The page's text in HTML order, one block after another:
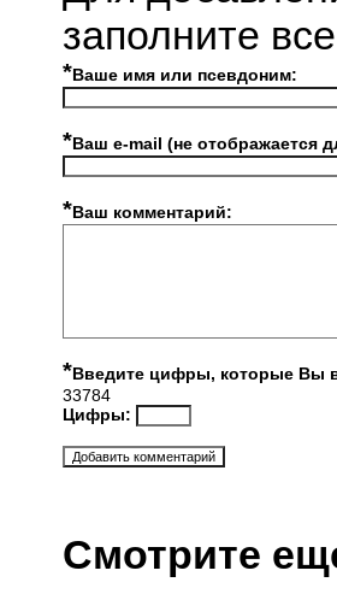
заполните
*Ваше имя или псевдоним:
*Ваш e-mail (не отображается
*Ваш комментарий:
*Введите цифры, которые Вы
33784
Цифры:
Смотрите